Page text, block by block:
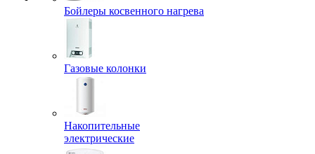
Бойлеры косвенного нагрева
Газовые колонки
Накопительные
электрические